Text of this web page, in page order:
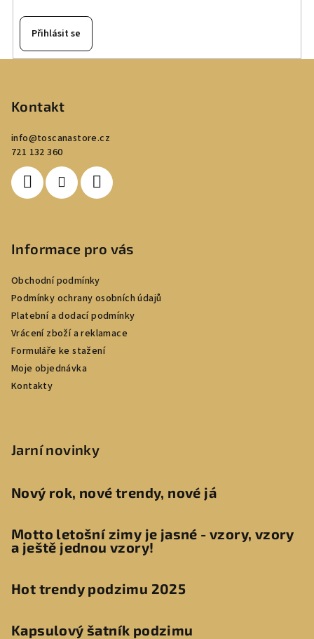
Přihlásit se
Kontakt
info@toscanastore.cz
721 132 360
Informace pro vás
Obchodní podmínky
Podmínky ochrany osobních údajů
Platební a dodací podmínky
Vrácení zboží a reklamace
Formuláře ke stažení
Moje objednávka
Kontakty
Jarní novinky
Nový rok, nové trendy, nové já
Motto letošní zimy je jasné - vzory, vzory
a ještě jednou vzory!
Hot trendy podzimu 2025
Kapsulový šatník podzimu